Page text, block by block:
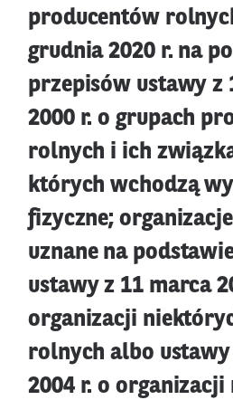
producentów
grudnia 2020 r. na
przepisów ustawy z
2000 r. o grupach
rolnych i ich
których wchodzą
fizyczne;
uznane na
ustawy z 11 marca
organizacji
rolnych albo
2004 r. o